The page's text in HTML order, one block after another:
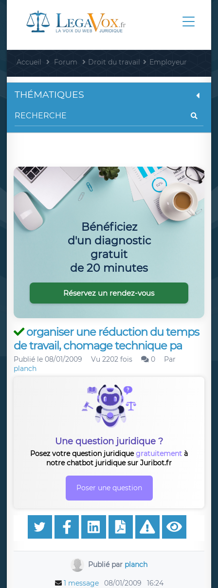
Accueil Forum Droit du travail Employeur
organiser une réduction du temps
de travail, chomage technique pa
Publié le 08/01/2009 Vu 2202 fois 0
Par
planch
Une question juridique ?
Posez votre question juridiquegratuitement à
notre chatbot juridique sur Juribot.fr
Poser une question
Publié par planch
1 message 08/01/2009 16:24
THÉMATIQUES
Bénéficiez
d'un diagnostic
gratuit
de 20 minutes
Réservez un rendez-vous